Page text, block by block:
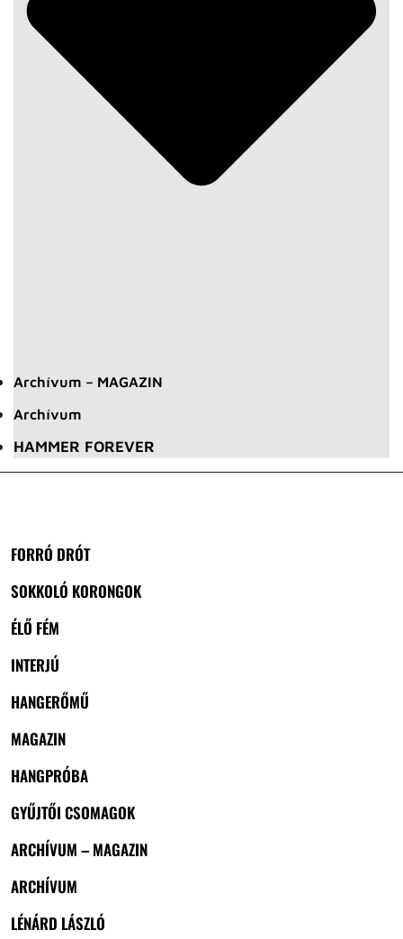
Archívum – MAGAZIN
Archívum
HAMMER FOREVER
FORRÓ DRÓT
SOKKOLÓ KORONGOK
ÉLŐ FÉM
INTERJÚ
HANGERŐMŰ
MAGAZIN
HANGPRÓBA
GYŰJTŐI CSOMAGOK
ARCHÍVUM – MAGAZIN
ARCHÍVUM
LÉNÁRD LÁSZLÓ